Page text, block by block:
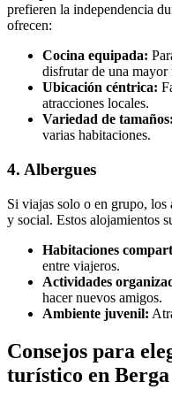
prefieren la independencia
ofrecen:
Cocina equipada:
disfrutar de una
Ubicación céntrica:
atracciones locales.
Variedad de tamaños:
varias habitaciones.
4. Albergues
Si viajas solo o en grupo, los
y social. Estos alojamientos
Habitaciones
entre viajeros.
Actividades
hacer nuevos amigos.
Ambiente juvenil:
Consejos para
turístico en Berga